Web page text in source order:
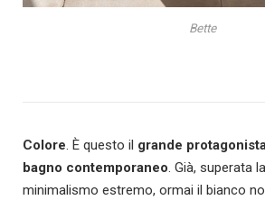
Bette
Colore. È questo il grande
bagno contemporaneo. Già, superata
minimalismo estremo, ormai il bianco